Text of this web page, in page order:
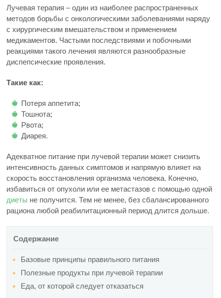
Лучевая терапия – один из наиболее распространенных
методов борьбы с онкологическими заболеваниями наряду
с хирургическим вмешательством и применением
медикаментов. Частыми последствиями и побочными
реакциями такого лечения являются разнообразные
диспепсические проявления.
Такие как:
Потеря аппетита;
Тошнота;
Рвота;
Диарея.
Адекватное питание при лучевой терапии может снизить
интенсивность данных симптомов и напрямую влияет на
скорость восстановления организма человека. Конечно,
избавиться от опухоли или ее метастазов с помощью одной
диеты не получится. Тем не менее, без сбалансированного
рациона любой реабилитационный период длится дольше.
Содержание
Базовые принципы правильного питания
Полезные продукты при лучевой терапии
Еда, от которой следует отказаться